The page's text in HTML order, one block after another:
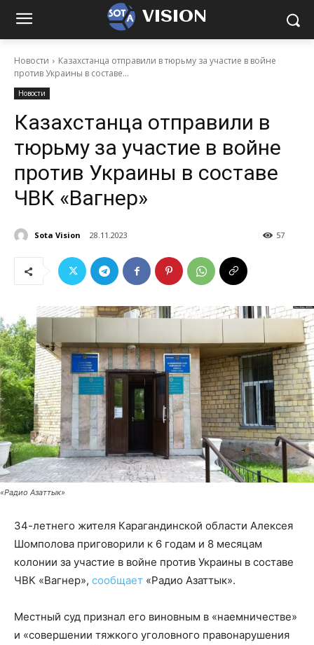
VISION
Новости
Казахстанца отправили в тюрьму за участие в войне
против Украины в составе...
Новости
Казахстанца отправили в
тюрьму за участие в войне
против Украины в составе
ЧВК «Вагнер»
Sota Vision 28.11.2023 57
«Радио Азаттык»
34-летнего жителя Карагандинской области Алексея
Шомполова приговорили к 6 годам и 8 месяцам
колонии за участие в войне против Украины в составе
ЧВК «Вагнер», сообщает «Радио Азаттык».
Местный суд признал его виновным в «наемничестве»
и «совершении тяжкого уголовного правонарушения